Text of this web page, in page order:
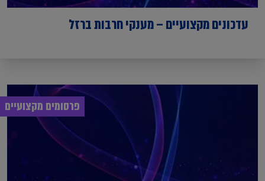
עדכונים מקצועיים – מענקי חרבות ברזל
פרסומים מקצועיים